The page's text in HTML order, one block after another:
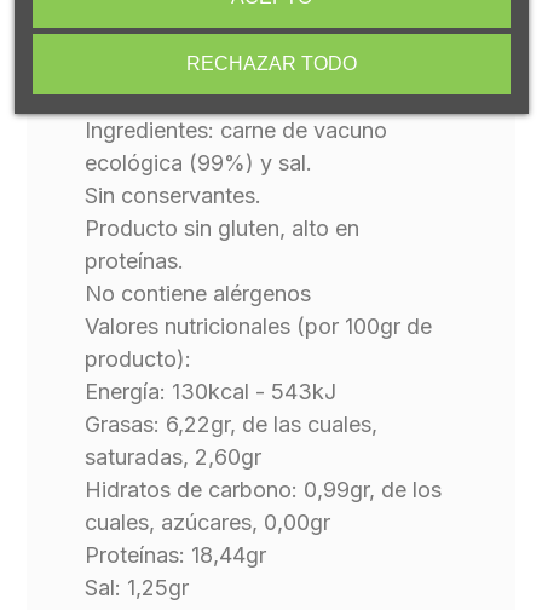
Detalle de productos
Ingredientes: carne de vacuno
ecológica (99%) y sal.
Sin conservantes.
Producto sin gluten, alto en
proteínas.
No contiene alérgenos
Valores nutricionales (por 100gr de
producto):
Energía: 130kcal - 543kJ
Grasas: 6,22gr, de las cuales,
saturadas, 2,60gr
Hidratos de carbono: 0,99gr, de los
cuales, azúcares, 0,00gr
Proteínas: 18,44gr
Sal: 1,25gr
RECHAZAR TODO